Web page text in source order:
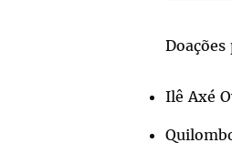
Doações
Ilê Axé